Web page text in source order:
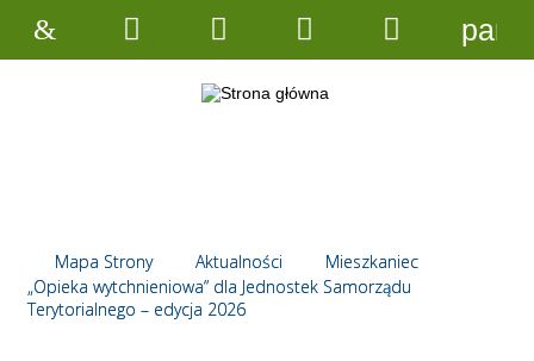
Mapa Strony Aktualności
Mieszkaniec
„Opieka wytchnieniowa” dla Jednostek Samorządu
Terytorialnego – edycja 2026
StronaWyszukiwarka
Narzędzia
Menu
główne
Menu
panel